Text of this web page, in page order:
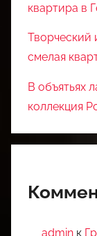
квартира в
Творческий
смелая
В объятьях
коллекция
admin к